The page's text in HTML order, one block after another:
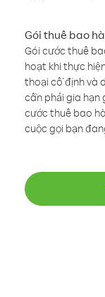
Gói thuê bao
Gói cước thuê
hoạt khi thực
thoại cố định và
cần phải gia hạn
cước thuê bao
cuộc gọi bạn